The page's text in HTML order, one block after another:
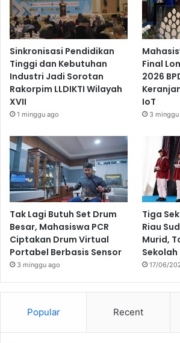
Sinkronisasi Pendidikan
Tinggi dan Kebutuhan
Industri Jadi Sorotan
Rakorpim LLDIKTI Wilayah
XVII
1 minggu ago
Final
2026
IoT
3 minggu
Tak Lagi Butuh Set Drum
Besar, Mahasiswa PCR
Ciptakan Drum Virtual
Portabel Berbasis Sensor
3 minggu ago
Tiga
Riau
Murid,
Sekolah
17/06/
Popular Recent